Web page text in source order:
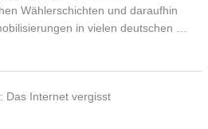
Wählerschichten und daraufhin
in vielen deutschen …
Das Internet vergisst